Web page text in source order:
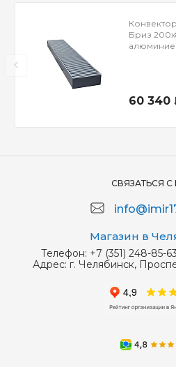
Бриз
60 340
СВЯЗАТЬСЯ С
Магазин в
Телефон: +7 (351) 248-85-
Адрес: г. Челябинск,